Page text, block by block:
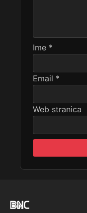
Ime *
Email *
Web stranica